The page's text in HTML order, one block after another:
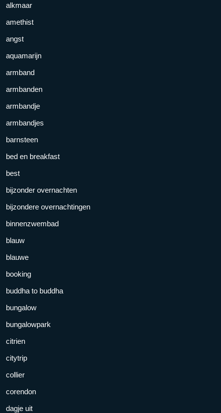
alkmaar
amethist
angst
aquamarijn
armband
armbanden
armbandje
armbandjes
barnsteen
bed en breakfast
best
bijzonder overnachten
bijzondere overnachtingen
binnenzwembad
blauw
blauwe
booking
buddha to buddha
bungalow
bungalowpark
citrien
citytrip
collier
corendon
dagje uit